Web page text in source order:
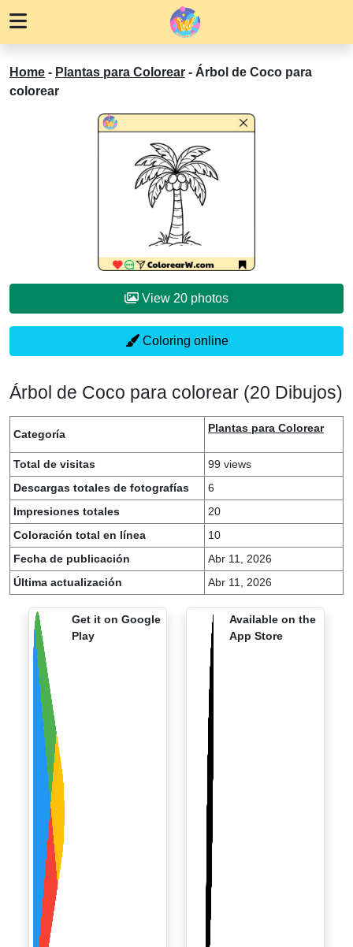
Home - Plantas para Colorear - Árbol de Coco para
colorear
View 20 photos
Coloring online
Árbol de Coco para colorear (20 Dibujos)
Categoría Plantas para Colorear
Total de visitas
99 views
Descargas totales de fotografías
6
Impresiones totales
20
Coloración total en línea
10
Fecha de publicación
Abr 11, 2026
Última actualización
Abr 11, 2026
Get it on Google
Play
Available on the
App Store